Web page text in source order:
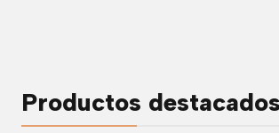
Productos destacados